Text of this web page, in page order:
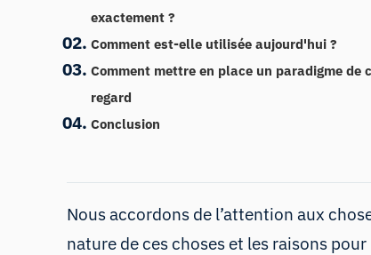
exactement ?
Comment est-elle utilisée aujourd'hui ?
Comment mettre en place un paradigme de
regard
Conclusion
Nous accordons de l’attention aux
nature de ces choses et les raisons